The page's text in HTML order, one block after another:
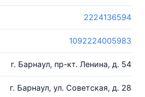
2224136594
1092224005983
г. Барнаул, пр-кт. Ленина, д. 54
г. Барнаул, ул. Советская, д. 28